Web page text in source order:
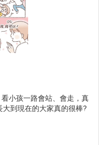
小孩一路會站、會走，真
覺得努力長大到現在的大家真的很棒?